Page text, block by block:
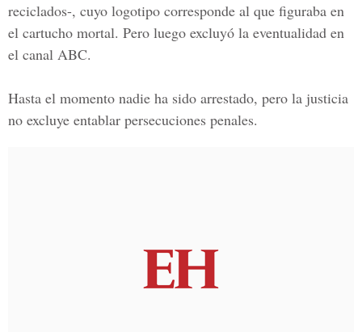
reciclados-, cuyo logotipo corresponde al que figuraba en
el cartucho mortal. Pero luego excluyó la eventualidad en
el canal ABC.
Hasta el momento nadie ha sido arrestado, pero la justicia
no excluye entablar persecuciones penales.